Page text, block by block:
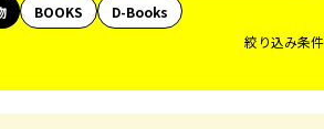
BOOKS
D-Books
絞り込み条